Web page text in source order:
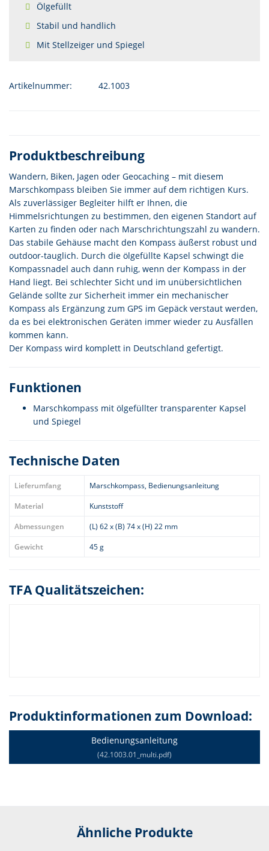
Ölgefüllt
Stabil und handlich
Mit Stellzeiger und Spiegel
Artikelnummer: 42.1003
Produktbeschreibung
Wandern, Biken, Jagen oder Geocaching – mit diesem
Marschkompass bleiben Sie immer auf dem richtigen Kurs.
Als zuverlässiger Begleiter hilft er Ihnen, die
Himmelsrichtungen zu bestimmen, den eigenen Standort auf
Karten zu finden oder nach Marschrichtungszahl zu wandern.
Das stabile Gehäuse macht den Kompass äußerst robust und
outdoor-tauglich. Durch die ölgefüllte Kapsel schwingt die
Kompassnadel auch dann ruhig, wenn der Kompass in der
Hand liegt. Bei schlechter Sicht und im unübersichtlichen
Gelände sollte zur Sicherheit immer ein mechanischer
Kompass als Ergänzung zum GPS im Gepäck verstaut werden,
da es bei elektronischen Geräten immer wieder zu Ausfällen
kommen kann.
Der Kompass wird komplett in Deutschland gefertigt.
Funktionen
Marschkompass mit ölgefüllter transparenter Kapsel
und Spiegel
Technische Daten
Lieferumfang
Marschkompass, Bedienungsanleitung
Material
Kunststoff
Abmessungen
(L) 62 x (B) 74 x (H) 22 mm
Gewicht
45 g
TFA Qualitätszeichen:
Produktinformationen zum Download:
Bedienungsanleitung
(42.1003.01_multi.pdf)
Ähnliche Produkte